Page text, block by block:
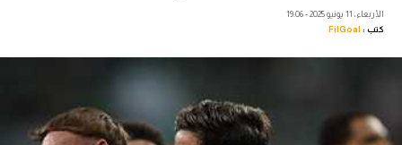
أخبار
مباريات
فانتازي في الجول
الأربعاء، 11 يونيو 2025 - 19:06
كتب : FilGoal